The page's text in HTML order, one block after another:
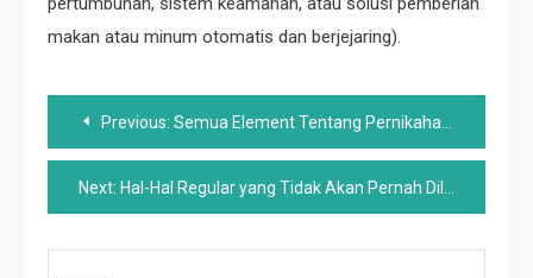
makan atau minum otomatis dan berjejaring).
Post
navigation
Previous: Semua Element Tentang Pernikahan dan Perceraian Pertama Jill Biden
Next: Hal-Hal Regular yang Tidak Akan Pernah Dilakukan Pangeran George dan Pangeran Louis